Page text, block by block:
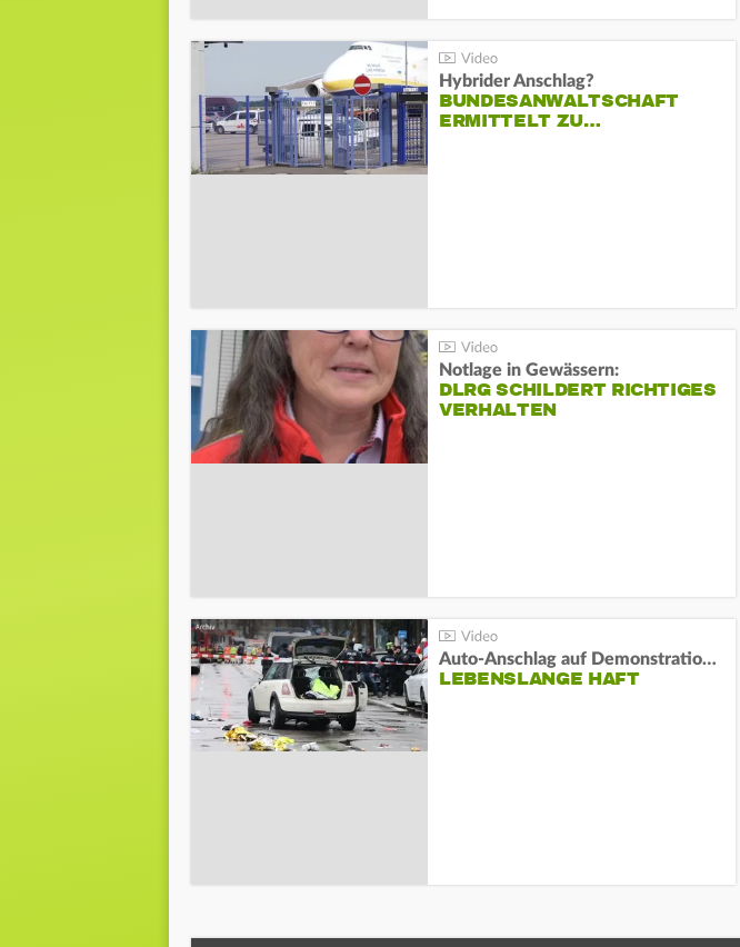
Hybrider Anschlag?
BUNDESANWALTSCHAFT
ERMITTELT ZU…
Notlage in Gewässern:
DLRG SCHILDERT RICHTIGES
VERHALTEN
Auto-Anschlag auf Demonstration in München:
LEBENSLANGE HAFT